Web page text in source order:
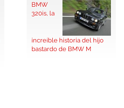
BMW
320is, la
increíble historia del hijo
bastardo de BMW M